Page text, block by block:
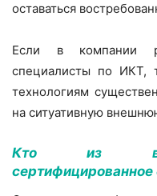
оставаться
Если в компании
специалисты по ИКТ,
технологиям
на ситуативную
Кто из
сертифицированное